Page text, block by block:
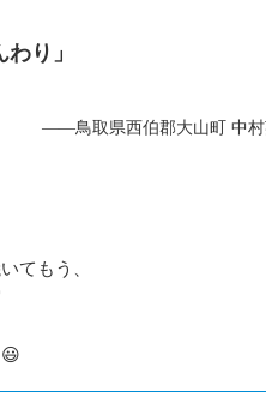
り」
——鳥取県西伯郡大山町 中村
てもう、